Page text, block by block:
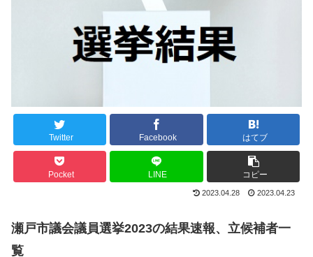
Twitter Facebook はてブ
Pocket LINE コピー
2023.04.28 2023.04.23
瀬戸市議会議員選挙2023の結果速報、立候補者一
覧